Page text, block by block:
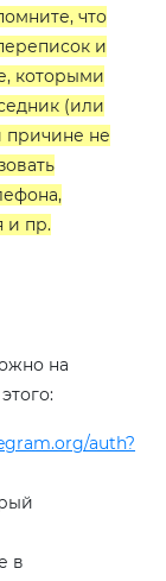
что
и
которыми
(или
причине не
и пр.
на
auth?
в